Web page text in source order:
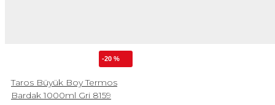
-20 %
Taros Büyük Boy Termos
Bardak 1000ml Gri 8159